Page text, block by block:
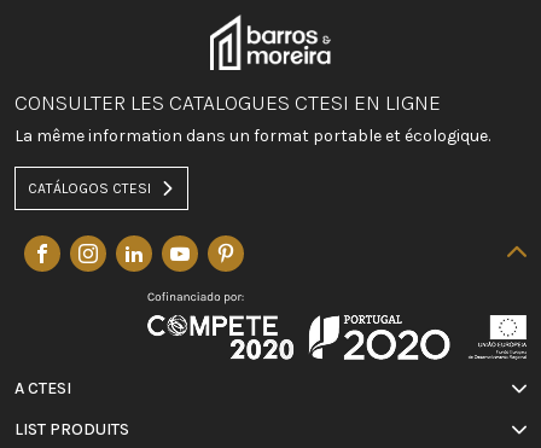
CONSULTER LES CATALOGUES CTESI EN LIGNE
La même information dans un format portable et écologique.
CATÁLOGOS CTESI
A CTESI
LIST PRODUITS